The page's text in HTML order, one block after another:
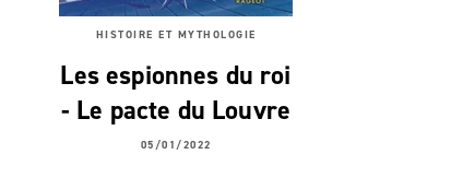
HISTOIRE ET MYTHOLOGIE
Les espionnes du roi
- Le pacte du Louvre
05/01/2022